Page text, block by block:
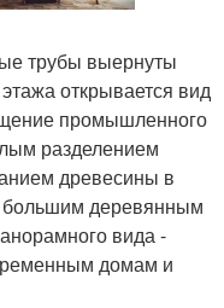
трубы выернуты
открывается вид
промышленного
разделением
древесины в
большим деревянным
вида -
домам и